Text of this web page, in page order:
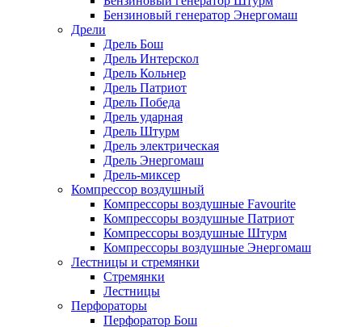
Бензиновый генератор Энергомаш
Дрели
Дрель Бош
Дрель Интерскол
Дрель Кольнер
Дрель Патриот
Дрель Победа
Дрель ударная
Дрель Штурм
Дрель электрическая
Дрель Энергомаш
Дрель-миксер
Компрессор воздушный
Компрессоры воздушные Favourite
Компрессоры воздушные Патриот
Компрессоры воздушные Штурм
Компрессоры воздушные Энергомаш
Лестницы и стремянки
Стремянки
Лестницы
Перфораторы
Перфоратор Бош